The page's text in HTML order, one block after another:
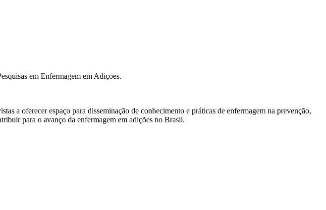
em Enfermagem em Adiçoes.
a oferecer espaço para disseminação de conhecimento e práticas de enfermagem na prevenção,
para o avanço da enfermagem em adições no Brasil.